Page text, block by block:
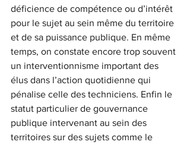
déficience de compétence ou d’intérêt
pour le sujet au sein même du territoire
et de sa puissance publique. En même
temps, on constate encore trop souvent
un interventionnisme important des
élus dans l’action quotidienne qui
pénalise celle des techniciens. Enfin le
statut particulier de gouvernance
publique intervenant au sein des
territoires sur des sujets comme le